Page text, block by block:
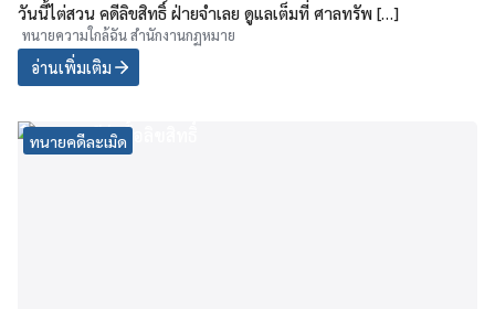
วันนี้ไต่สวน คดีลิขสิทธิ์ ฝ่ายจำเลย ดูแลเต็มที่ ศาลทรัพ […]
ทนายความใกล้ฉัน สำนักงานกฏหมาย
อ่านเพิ่มเติม
ทนายคดีละเมิด